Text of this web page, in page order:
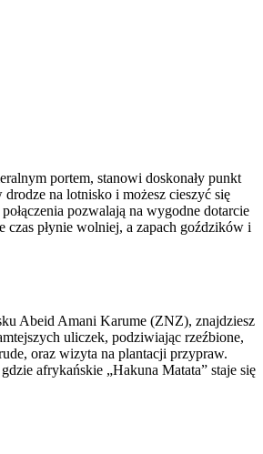
portem, stanowi doskonały punkt
na lotnisko i możesz cieszyć się
pozwalają na wygodne dotarcie
czas płynie wolniej, a zapach goździków i
Abeid Amani Karume (ZNZ), znajdziesz
uliczek, podziwiając rzeźbione,
oraz wizyta na plantacji przypraw.
afrykańskie „Hakuna Matata” staje się